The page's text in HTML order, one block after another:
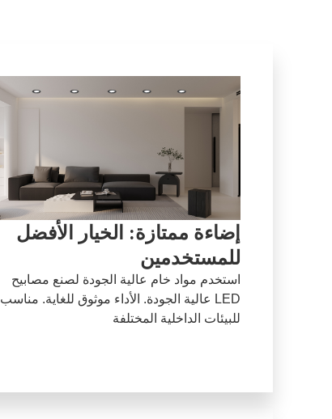
إضاءة ممتازة: الخيار الأفضل
للمستخدمين
استخدم مواد خام عالية الجودة لصنع مصابيح
LED عالية الجودة. الأداء موثوق للغاية. مناسب
للبيئات الداخلية المختلفة